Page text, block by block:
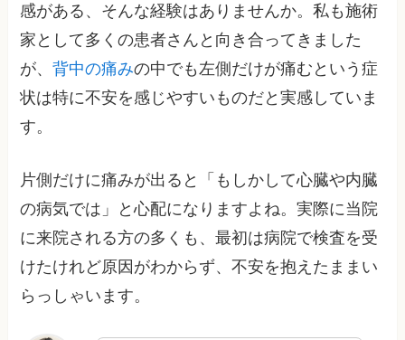
感がある、そんな経験はありませんか。私も施術
家として多くの患者さんと向き合ってきました
が、背中の痛みの中でも左側だけが痛むという症
状は特に不安を感じやすいものだと実感していま
す。
片側だけに痛みが出ると「もしかして心臓や内臓
の病気では」と心配になりますよね。実際に当院
に来院される方の多くも、最初は病院で検査を受
けたけれど原因がわからず、不安を抱えたままい
らっしゃいます。